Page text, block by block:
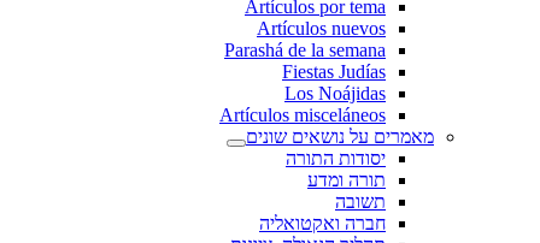
Artículos por tema
Artículos nuevos
Parashá de la semana
Fiestas Judías
Los Noájidas
Artículos misceláneos
מאמרים על נושאים שונים
יסודות התורה
תורה ומדע
תשובה
חברה ואקטואליה